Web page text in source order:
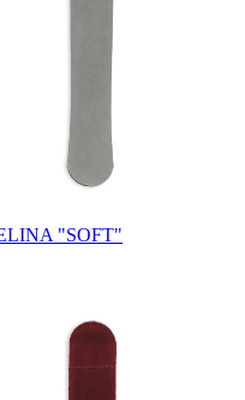
"SOFT"